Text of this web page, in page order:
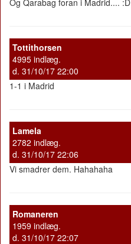
Tottithorsen
4995 indlæg.
d. 31/10/17 22:00
1-1 i Madrid
Lamela
2782 indlæg.
d. 31/10/17 22:06
Vi smadrer dem. Hahahaha
Romaneren
1959 indlæg.
d. 31/10/17 22:07